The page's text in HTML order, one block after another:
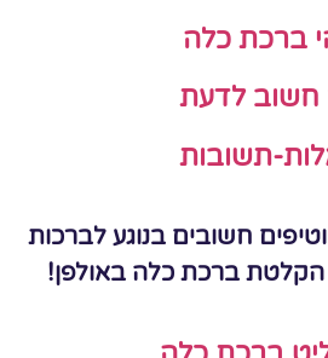
ברכת כלה
חשוב לדעת
תשובות
חשובים בנוגע לברכות
הקלטת ברכת כלה באולפן!